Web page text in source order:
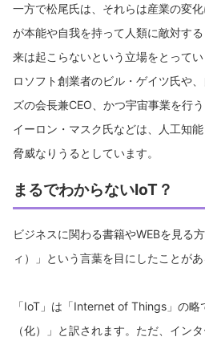
一方で松尾氏は、それらは産業の変
が本能や自我を持って人類に敵対す
来は起こらないという立場をとって
ロソフト創業者のビル・ゲイツ氏や
ズの会長兼CEO、かつ宇宙事業を行
イーロン・マスク氏などは、人工知
脅威なりうるとしています。
まるでわからないIoT？
ビジネスに関わる書籍やWEBを見る
ィ）」という言葉を目にしたことがあ
「IoT」は「Internet of Things」の略
（化）」と訳されます。ただ、イン